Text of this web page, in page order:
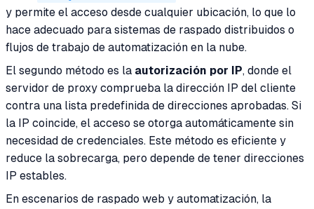
y permite el acceso desde cualquier ubicación, lo que lo
hace adecuado para sistemas de raspado distribuidos o
flujos de trabajo de automatización en la nube.
El segundo método es la autorización por IP, donde el
servidor de proxy comprueba la dirección IP del cliente
contra una lista predefinida de direcciones aprobadas. Si
la IP coincide, el acceso se otorga automáticamente sin
necesidad de credenciales. Este método es eficiente y
reduce la sobrecarga, pero depende de tener direcciones
IP estables.
En escenarios de raspado web y automatización, la